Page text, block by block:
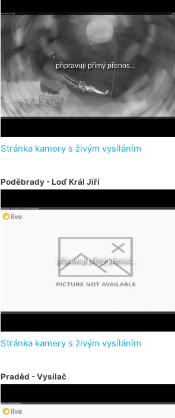
Stránka kamery s živým vysíláním
Poděbrady - Loď Král Jiří
Stránka kamery s živým vysíláním
Praděd - Vysílač